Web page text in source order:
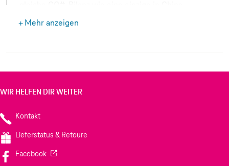
470 Upcycling-Hüllen hergestellt werden. Durch die
wird Abfall vermieden. Elegant, kristallklar und
Handy braucht.
Mehr anzeigen
WIR HELFEN DIR WEITER
Kontakt
Lieferstatus & Retoure
Facebook(Wird in einem neuen Tab geöffnet)